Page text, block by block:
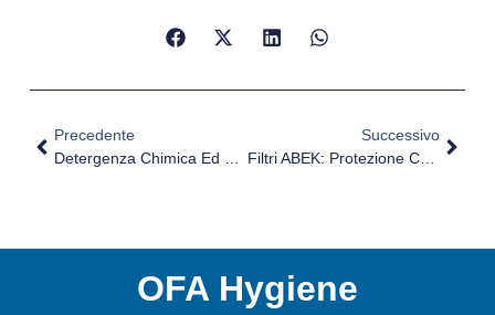
Precedente
Successivo
Filtri ABEK: Protezione Contro Le Sostanze Chimiche
OFA Hygiene